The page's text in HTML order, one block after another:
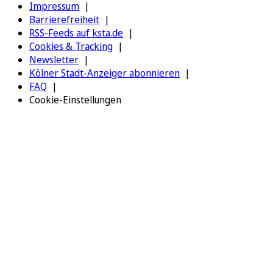
Impressum
Barrierefreiheit
RSS-Feeds auf ksta.de
Cookies & Tracking
Newsletter
Kölner Stadt-Anzeiger abonnieren
FAQ
Cookie-Einstellungen